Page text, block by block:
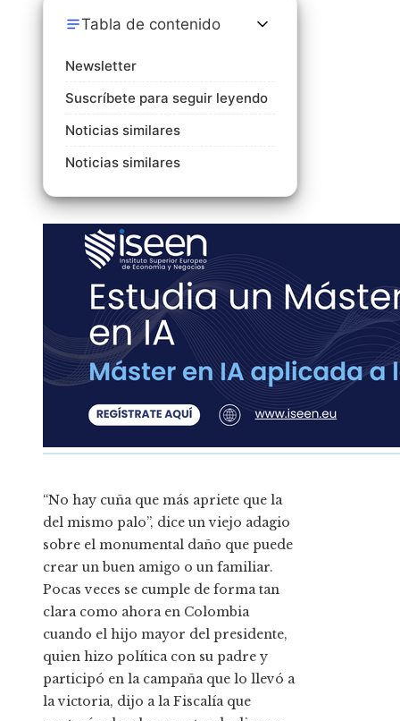
Tabla de contenido
Newsletter
Suscríbete para seguir leyendo
Noticias similares
Noticias similares
“No hay cuña que más apriete que la
del mismo palo”, dice un viejo adagio
sobre el monumental daño que puede
crear un buen amigo o un familiar.
Pocas veces se cumple de forma tan
clara como ahora en Colombia
cuando el hijo mayor del presidente,
quien hizo política con su padre y
participó en la campaña que lo llevó a
la victoria, dijo a la Fiscalía que